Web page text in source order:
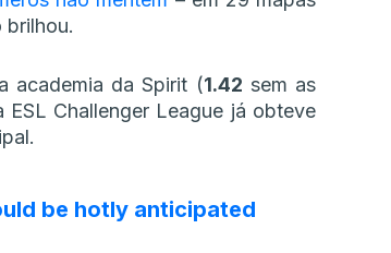
brilhou.
academia da Spirit (1.42 sem as
Challenger League já obteve
be hotly anticipated